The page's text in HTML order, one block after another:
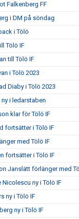
Falkenberg FF
i DM på söndag
i Tölö
Tölö IF
till Tölö IF
i Tölö 2023
Diaby i Tölö 2023
i ledarstaben
klar för Tölö IF
fortsätter i Tölö IF
med Tölö IF
fortsätter i Tölö IF
Janslätt förlänger med
Nicolescu ny i Tölö IF
ny i Tölö IF
ny i Tölö IF